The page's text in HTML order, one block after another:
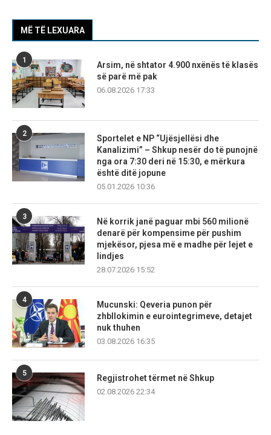
MË TË LEXUARA
1
Arsim, në shtator 4.900 nxënës të klasës
së parë më pak
06.08.2026 17:33
2
Sportelet e NP “Ujësjellësi dhe
Kanalizimi” – Shkup nesër do të punojnë
nga ora 7:30 deri në 15:30, e mërkura
është ditë jopune
05.01.2026 10:36
3
Në korrik janë paguar mbi 560 milionë
denarë për kompensime për pushim
mjekësor, pjesa më e madhe për lejet e
lindjes
28.07.2026 15:52
4
Mucunski: Qeveria punon për
zhbllokimin e eurointegrimeve, detajet
nuk thuhen
03.08.2026 16:35
5
Regjistrohet tërmet në Shkup
02.08.2026 22:34